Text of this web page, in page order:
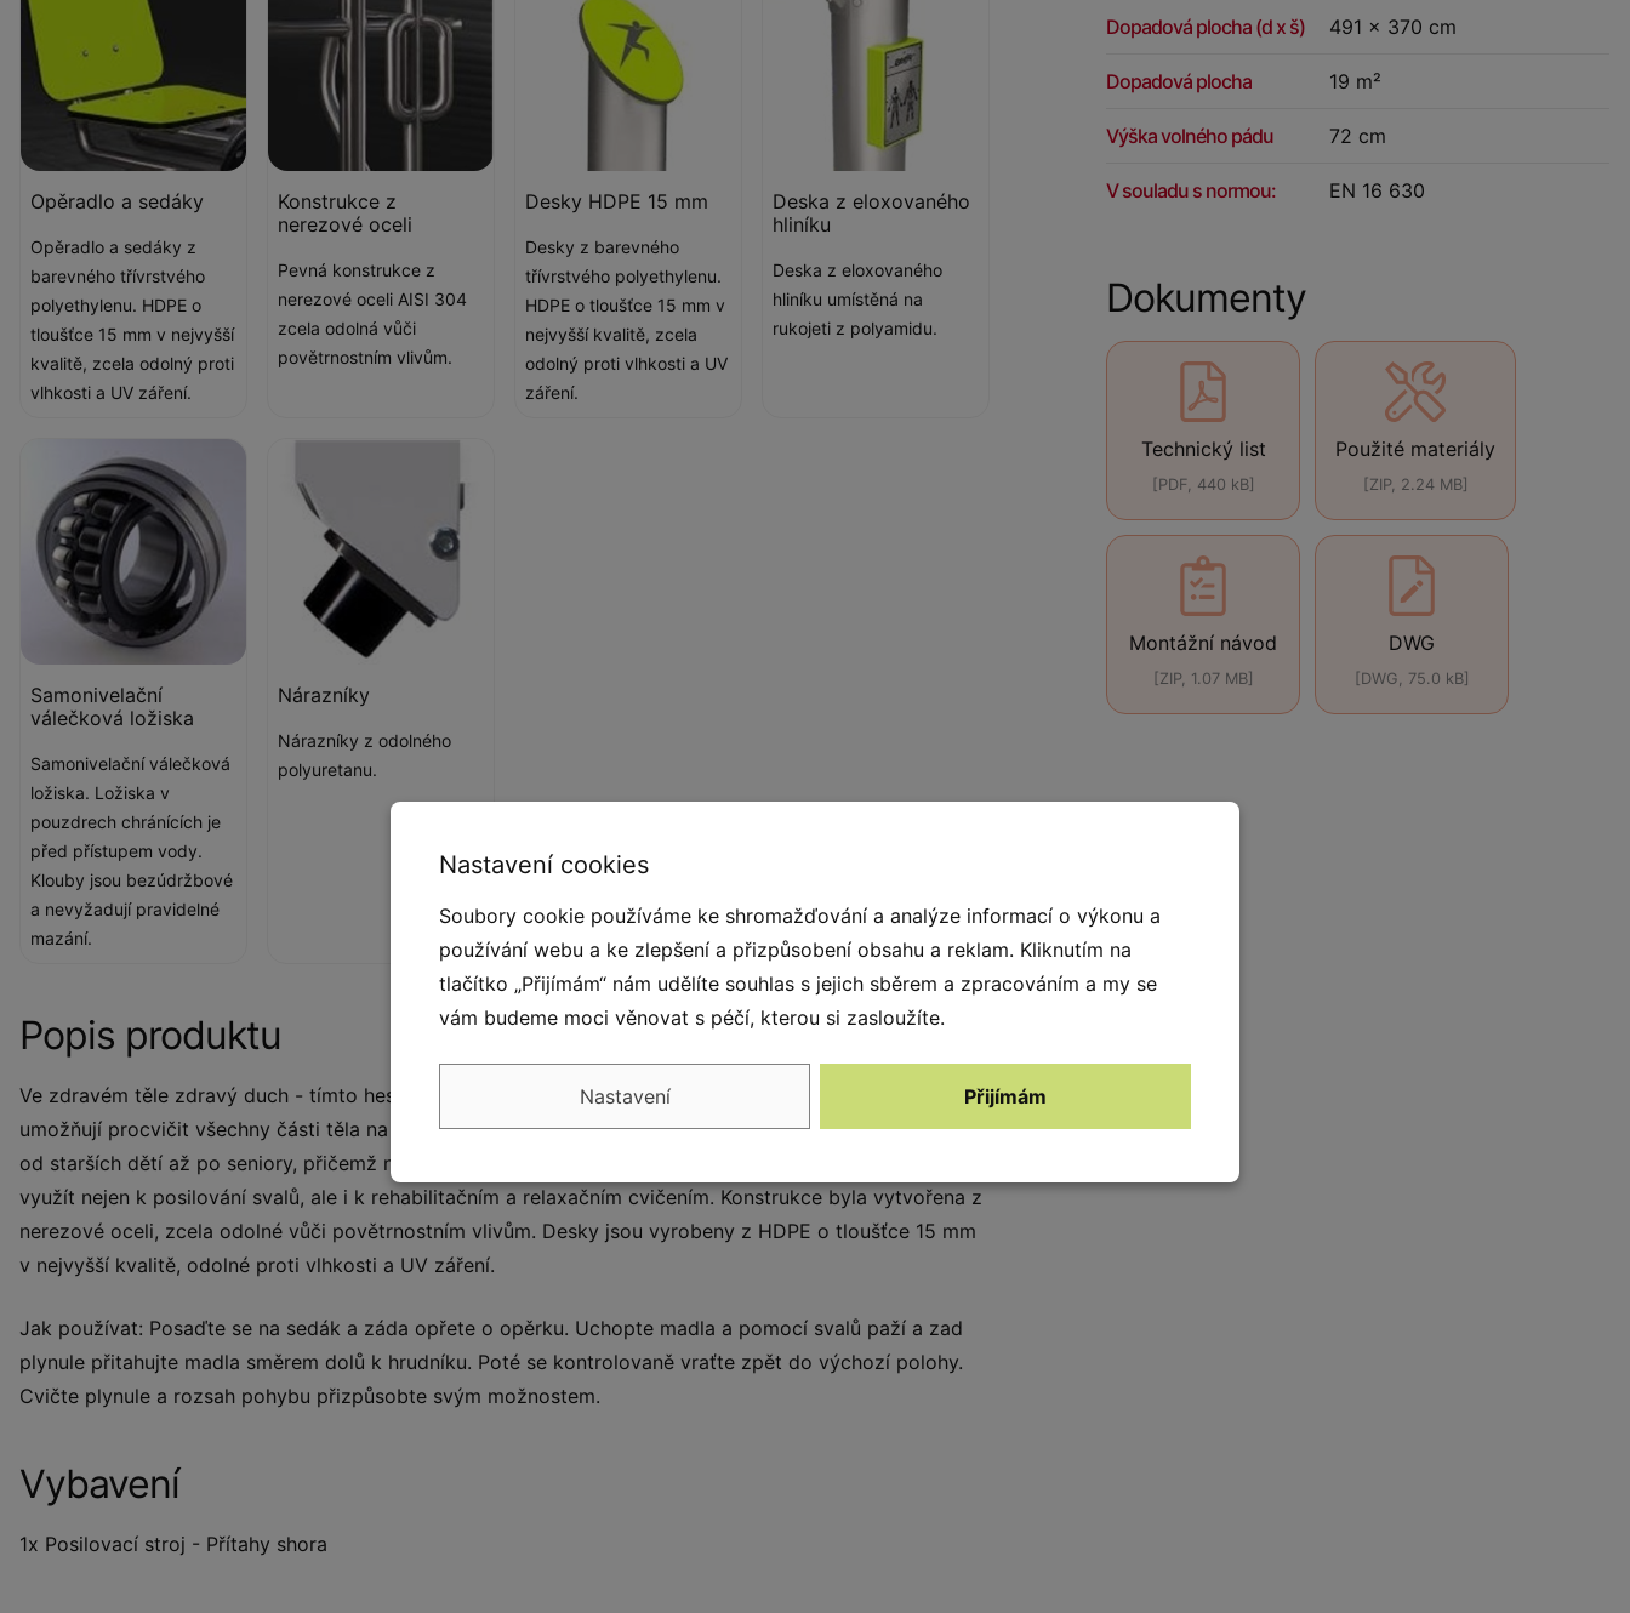
Dopadová plocha (d x š) 491 x 370 cm
Dopadová plocha 19 m²
Výška volného pádu 72 cm
V souladu s normou: EN 16 630
Dokumenty
Technický list
[PDF, 440 kB]
Použité materiály
[ZIP, 2.24 MB]
Montážní návod
[ZIP, 1.07 MB]
DWG
[DWG, 75.0 kB]
Opěradlo a sedáky
Opěradlo a sedáky z
barevného třívrstvého
polyethylenu. HDPE o
tloušťce 15 mm v nejvyšší
kvalitě, zcela odolný proti
vlhkosti a UV záření.
Konstrukce z
nerezové oceli
Pevná konstrukce z
nerezové oceli AISI 304
zcela odolná vůči
povětrnostním vlivům.
Desky HDPE 15 mm
Desky z barevného
třívrstvého polyethylenu.
HDPE o tloušťce 15 mm v
nejvyšší kvalitě, zcela
odolný proti vlhkosti a UV
záření.
Deska z eloxovaného
hliníku
Deska z eloxovaného
hliníku umístěná na
rukojeti z polyamidu.
Samonivelační
válečková ložiska
Samonivelační válečková
ložiska. Ložiska v
pouzdrech chránících je
před přístupem vody.
Klouby jsou bezúdržbové
a nevyžadují pravidelné
mazání.
Nárazníky
Nárazníky z odolného
polyuretanu.
Popis produktu
Ve zdravém těle zdravý duch - tímto heslem se v poslední době řídí stále více lidí. Venkovní fitness stroje
umožňují procvičit všechny části těla na čerstvém vzduchu a jsou vhodné pro všechny věkové kategorie,
od starších dětí až po seniory, přičemž nejste omezeni otevírací dobou fitness centra. Fitness stroje lze
využít nejen k posilování svalů, ale i k rehabilitačním a relaxačním cvičením. Konstrukce byla vytvořena z
nerezové oceli, zcela odolné vůči povětrnostním vlivům. Desky jsou vyrobeny z HDPE o tloušťce 15 mm
v nejvyšší kvalitě, odolné proti vlhkosti a UV záření.
Jak používat: Posaďte se na sedák a záda opřete o opěrku. Uchopte madla a pomocí svalů paží a zad
plynule přitahujte madla směrem dolů k hrudníku. Poté se kontrolovaně vraťte zpět do výchozí polohy.
Cvičte plynule a rozsah pohybu přizpůsobte svým možnostem.
Vybavení
1x Posilovací stroj - Přítahy shora
Nastavení cookies
Soubory cookie používáme ke shromažďování a analýze informací o výkonu a
používání webu a ke zlepšení a přizpůsobení obsahu a reklam. Kliknutím na
tlačítko „Přijímám“ nám udělíte souhlas s jejich sběrem a zpracováním a my se
vám budeme moci věnovat s péčí, kterou si zasloužíte.
Nastavení Přijímám